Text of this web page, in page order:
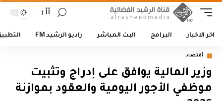
أأ
اخر الاخبار البرامج البث المباشر راديو الرشيد FM
أقتصاد
وزير المالية يوافق على إدراج وتثبيت
موظفي الأجور اليومية والعقود بموازنة